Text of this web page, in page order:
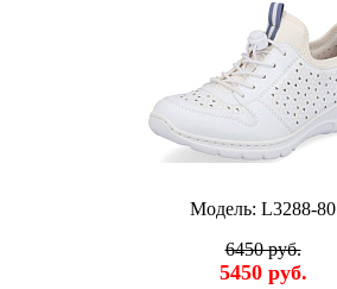
Модель: L3288-80
6450 руб.
5450 руб.